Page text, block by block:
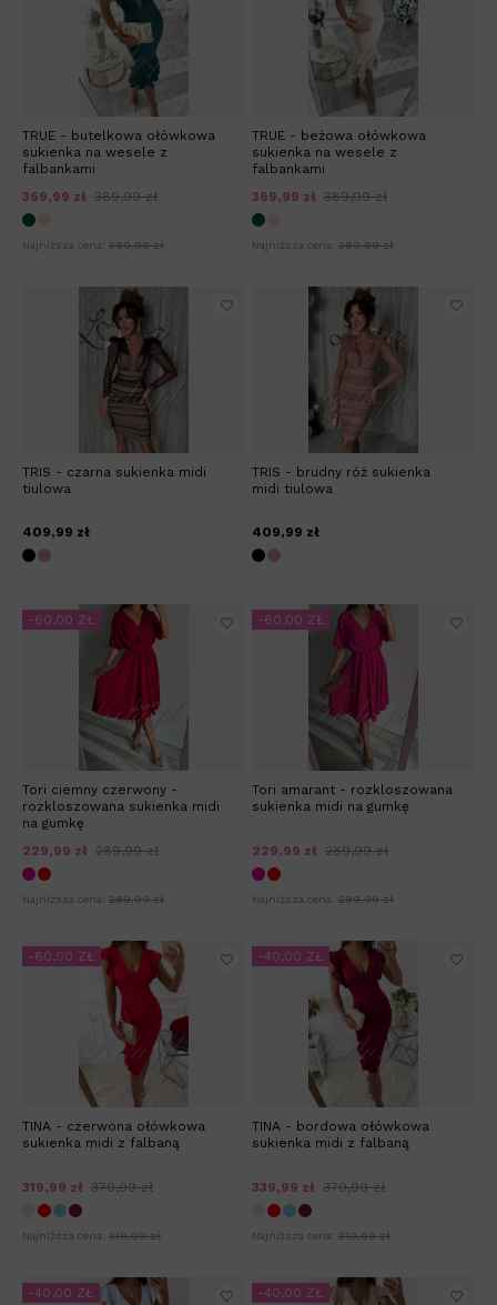
TRUE - butelkowa ołówkowa
sukienka na wesele z
falbankami
369,99 zł 389,99 zł
Najniższa cena: 389,99 zł
TRUE - beżowa ołówkowa
sukienka na wesele z
falbankami
369,99 zł 389,99 zł
Najniższa cena: 389,99 zł
TRIS - czarna sukienka midi
tiulowa
409,99 zł
TRIS - brudny róż sukienka
midi tiulowa
409,99 zł
Tori ciemny czerwony -
rozkloszowana sukienka midi
na gumkę
229,99 zł 289,99 zł
Najniższa cena: 289,99 zł
-60,00 ZŁ
Tori amarant - rozkloszowana
sukienka midi na gumkę
229,99 zł 289,99 zł
Najniższa cena: 289,99 zł
-60,00 ZŁ
TINA - czerwona ołówkowa
sukienka midi z falbaną
319,99 zł 379,99 zł
Najniższa cena: 319,99 zł
-60,00 ZŁ
TINA - bordowa ołówkowa
sukienka midi z falbaną
339,99 zł 379,99 zł
Najniższa cena: 319,99 zł
-40,00 ZŁ
-40,00 ZŁ -40,00 ZŁ